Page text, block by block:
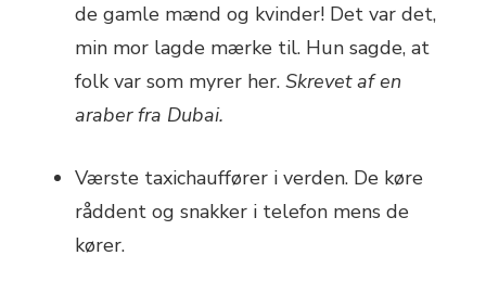
de gamle mænd og kvinder! Det var det,
min mor lagde mærke til. Hun sagde, at
folk var som myrer her. Skrevet af en
araber fra Dubai.
Værste taxichauffører i verden. De køre
råddent og snakker i telefon mens de
kører.